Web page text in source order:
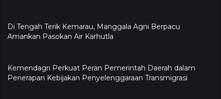
​Di Tengah Terik Kemarau, Manggala Agni Berpacu
Amankan Pasokan Air Karhutla
Kemendagri Perkuat Peran Pemerintah Daerah dalam
Penerapan Kebijakan Penyelenggaraan Transmigrasi